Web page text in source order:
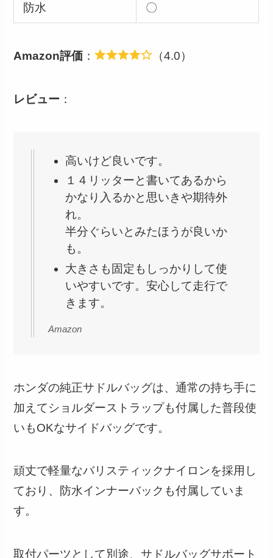
防水 〇
Amazon評価 ： （4.0）
レビュー ：
高いけど良いです。
１４リッターと書いてあるから
かなり入るかと思いきや期待外
れ。
半分ぐらいとみたほうが良いか
も。
大きさも固定もしっかりして使
いやすいです。安心して走行で
きます。
Amazon
ホンダの純正サドルバッグは、通常の持ち手に
加えてショルダーストラップも付属した普段使
いもOKなサイドバッグです。
頑丈で軽量なバリスティックナイロンを採用し
ており、防水インナーバックも付属していま
す。
取付パーツとして別途、サドルバッグサポート